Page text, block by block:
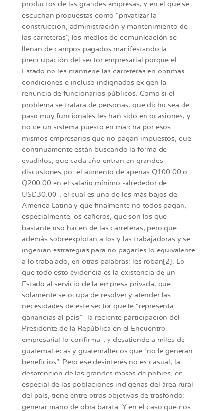
productos de las grandes empresas, y en el que se
escuchan propuestas como “privatizar la
construcción, administración y mantenimiento de
las carreteras”, los medios de comunicación se
llenan de campos pagados manifestando la
preocupación del sector empresarial porque el
Estado no les mantiene las carreteras en óptimas
condiciones e incluso indignados exigen la
renuncia de funcionarios públicos. Como si el
problema se tratara de personas, que dicho sea de
paso muy funcionales les han sido en ocasiones, y
no de un sistema puesto en marcha por esos
mismos empresarios que no pagan impuestos, que
continuamente están buscando la forma de
evadirlos, que cada año entran en grandes
discusiones por el aumento de apenas Q100.00 o
Q200.00 en el salario mínimo -alrededor de
USD30.00-, el cual es uno de los más bajos de
América Latina y que finalmente no todos pagan,
especialmente los cañeros, que son los que
bastante uso hacen de las carreteras, pero que
además sobreexplotan a los y las trabajadoras y se
ingenian estrategias para no pagarles lo equivalente
a lo trabajado, en otras palabras: les roban[2]. Lo
que todo esto evidencia es la existencia de un
Estado al servicio de la empresa privada, que
solamente se ocupa de resolver y atender las
necesidades de este sector que le “representa
ganancias al país” -la reciente participación del
Presidente de la República en el Encuentro
empresarial lo confirma-, y desatiende a miles de
guatemaltecas y guatemaltecos que “no le generan
beneficios”. Pero ese desinterés no es casual, la
desatención de las grandes masas de pobres, en
especial de las poblaciones indígenas del área rural
del país, tiene entre otros objetivos de trasfondo:
generar mano de obra barata. Y en el caso que nos